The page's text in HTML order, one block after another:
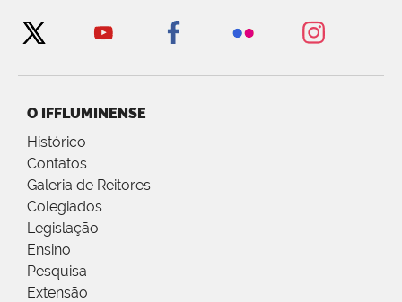
O IFFLUMINENSE
Histórico
Contatos
Galeria de Reitores
Colegiados
Legislação
Ensino
Pesquisa
Extensão